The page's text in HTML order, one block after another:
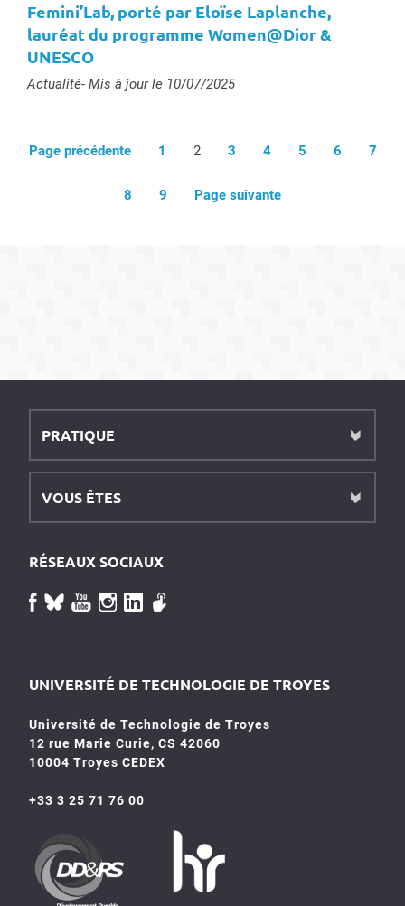
Femini’Lab, porté par Eloïse Laplanche,
lauréat du programme Women@Dior &
UNESCO
Type :
Actualité- Mis à jour le 10/07/2025
Page précédente 1 2 3 4 5 6 7
8 9 Page suivante
PRATIQUE
VOUS ÊTES
RÉSEAUX SOCIAUX
UNIVERSITÉ DE TECHNOLOGIE DE TROYES
Université de Technologie de Troyes
12 rue Marie Curie, CS 42060
10004 Troyes CEDEX
+33 3 25 71 76 00